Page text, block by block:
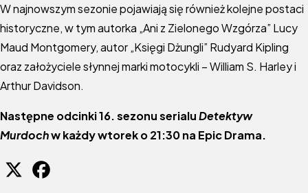
W najnowszym sezonie pojawiają się również kolejne postaci
historyczne, w tym autorka „Ani z Zielonego Wzgórza” Lucy
Maud Montgomery, autor „Księgi Dżungli” Rudyard Kipling
oraz założyciele słynnej marki motocykli – William S. Harley i
Arthur Davidson.
Następne odcinki 16. sezonu serialuDetektyw
Murdochw każdy wtorek o 21:30 na Epic Drama.